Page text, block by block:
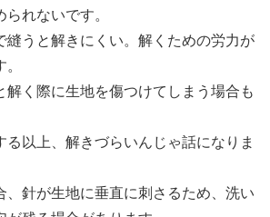
れないです。
縫うと解きにくい。解くための労力が
解く際に生地を傷つけてしまう場合も
以上、解きづらいんじゃ話になりま
、針が生地に垂直に刺さるため、洗い